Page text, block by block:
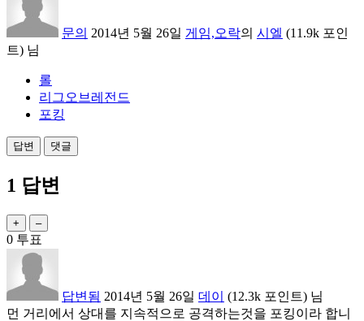
문의 2014년 5월 26일 게임,오락의 시엘 (11.9k 포인
트) 님
롤
리그오브레전드
포킹
1 답변
0 투표
답변됨 2014년 5월 26일 데이 (12.3k 포인트) 님
먼 거리에서 상대를 지속적으로 공격하는것을 포킹이라 합니